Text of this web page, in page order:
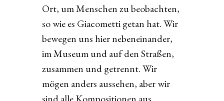
Ort, um Menschen zu beobachten,
so wie es Giacometti getan hat. Wir
bewegen uns hier nebeneinander,
im Museum und auf den Straßen,
zusammen und getrennt. Wir
mögen anders aussehen, aber wir